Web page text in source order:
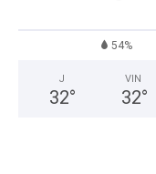
54%
J
32°
VIN
32°